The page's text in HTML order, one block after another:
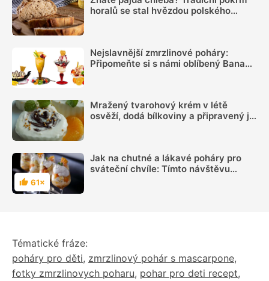
horalů se stal hvězdou polského
Nejslavnější zmrzlinové poháry:
Připomeňte si s námi oblíbený Banana
Mražený tvarohový krém v létě
osvěží, dodá bílkoviny a připravený je
Hodnocení
61×
Jak na chutné a lákavé poháry pro
sváteční chvíle: Tímto návštěvu
Tématické fráze:
poháry pro děti, zmrzlinový pohár s mascarpone,
fotky zmrzlinovych poharu, pohar pro deti recept,